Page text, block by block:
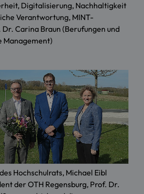
Digitalisierung, Nachhaltigkeit
Verantwortung, MINT-
Carina Braun (Berufungen und
Management)
Hochschulrats, Michael Eibl
der OTH Regensburg, Prof. Dr.